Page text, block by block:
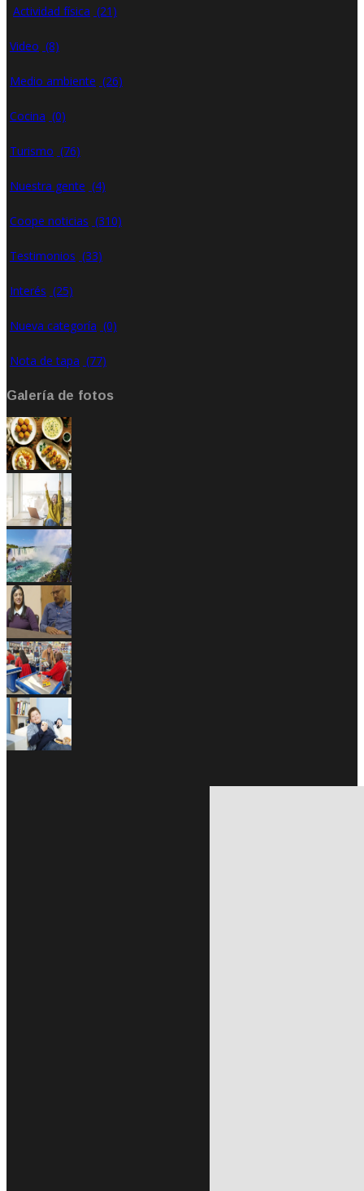
Actividad física (21)
Video (8)
Medio ambiente (26)
Cocina (0)
Turismo (76)
Nuestra gente (4)
Coope noticias (310)
Testimonios (33)
Interés (25)
Nueva categoría (0)
Nota de tapa (77)
Galería de fotos